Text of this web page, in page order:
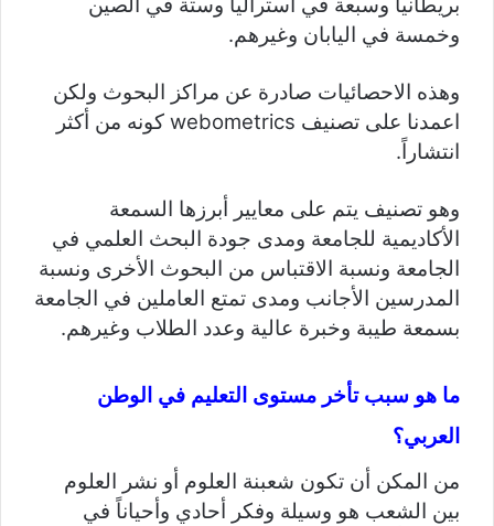
وخمسة في اليابان وغيرهم.
وهذه الاحصائيات صادرة عن مراكز البحوث ولكن
اعمدنا على تصنيف webometrics كونه من أكثر
انتشاراً.
وهو تصنيف يتم على معايير أبرزها السمعة
الأكاديمية للجامعة ومدى جودة البحث العلمي في
الجامعة ونسبة الاقتباس من البحوث الأخرى ونسبة
المدرسين الأجانب ومدى تمتع العاملين في الجامعة
بسمعة طيبة وخبرة عالية وعدد الطلاب وغيرهم.
ما هو سبب تأخر مستوى التعليم في الوطن
العربي؟
من المكن أن تكون شعبنة العلوم أو نشر العلوم
بين الشعب هو وسيلة وفكر أحادي وأحياناً في